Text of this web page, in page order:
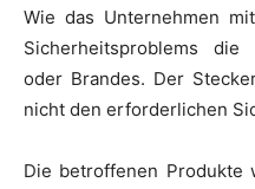
Wie das Unternehmen
Sicherheitsproblems die
oder Brandes. Der
nicht den erforderlichen
Die betroffenen Produkte